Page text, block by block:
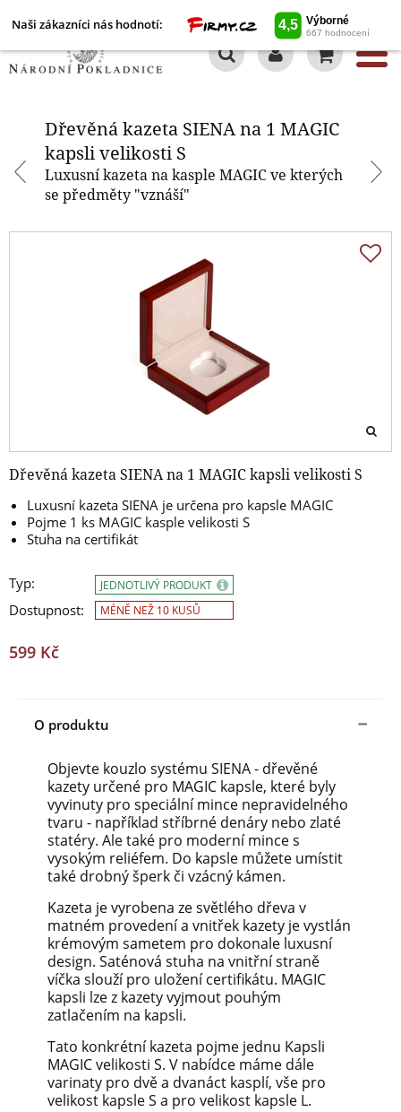
Naši zákazníci nás hodnotí:
Dřevěná kazeta SIENA na 1 MAGIC
kapsli velikosti S
Luxusní kazeta na kasple MAGIC ve kterých
se předměty "vznáší"
Dřevěná kazeta SIENA na 1 MAGIC kapsli velikosti S
Luxusní kazeta SIENA je určena pro kapsle MAGIC
Pojme 1 ks MAGIC kasple velikosti S
Stuha na certifikát
Typ:
Dostupnost:
JEDNOTLIVÝ PRODUKT
MÉNĚ NEŽ 10 KUSŮ
599 Kč
O produktu
Objevte kouzlo systému SIENA - dřevěné
kazety určené pro MAGIC kapsle, které byly
vyvinuty pro speciální mince nepravidelného
tvaru - například stříbrné denáry nebo zlaté
statéry. Ale také pro moderní mince s
vysokým reliéfem. Do kapsle můžete umístit
také drobný šperk či vzácný kámen.
Kazeta je vyrobena ze světlého dřeva v
matném provedení a vnitřek kazety je vystlán
krémovým sametem pro dokonale luxusní
design. Saténová stuha na vnitřní straně
víčka slouží pro uložení certifikátu. MAGIC
kapsli lze z kazety vyjmout pouhým
zatlačením na kapsli.
Tato konkrétní kazeta pojme jednu Kapsli
MAGIC velikosti S. V nabídce máme dále
varinaty pro dvě a dvanáct kasplí, vše pro
velikost kapsle S a pro velikost kapsle L.
Dřevěná kazeta SIENA na 1